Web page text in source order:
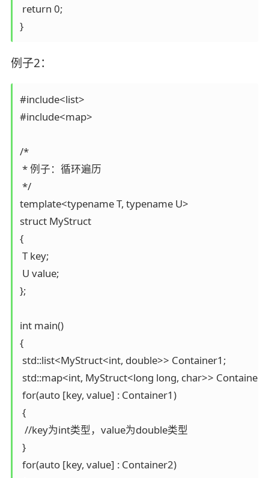
return 0;
}
例子2：
#include<list>
#include<map>
/*
* 例子：循环遍历
*/
template<typename T, typename U>
struct MyStruct
{
T key;
U value;
};
int main()
{
std::list<MyStruct<int, double>> Container1;
std::map<int, MyStruct<long long, char>>
for(auto [key, value] : Container1)
{
  //key为int类型，value为double类型
}
for(auto [key, value] : Container2)